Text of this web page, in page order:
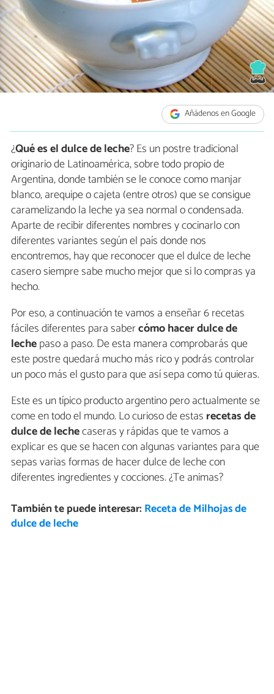
Añádenos en Google
¿Qué es el dulce de leche? Es un postre tradicional
originario de Latinoamérica, sobre todo propio de
Argentina, donde también se le conoce como manjar
blanco, arequipe o cajeta (entre otros) que se consigue
caramelizando la leche ya sea normal o condensada.
Aparte de recibir diferentes nombres y cocinarlo con
diferentes variantes según el país donde nos
encontremos, hay que reconocer que el dulce de leche
casero siempre sabe mucho mejor que si lo compras ya
hecho.
Por eso, a continuación te vamos a enseñar 6 recetas
fáciles diferentes para sabercómo hacer dulce de
lechepaso a paso. De esta manera comprobarás que
este postre quedará mucho más rico y podrás controlar
un poco más el gusto para que así sepa como tú quieras.
Este es un típico producto argentino pero actualmente se
come en todo el mundo. Lo curioso de estas recetas de
dulce de lechecaseras y rápidas que te vamos a
explicar es que se hacen con algunas variantes para que
sepas varias formas de hacer dulce de leche con
diferentes ingredientes y cocciones. ¿Te animas?
También te puede interesar: Receta de Milhojas de
dulce de leche